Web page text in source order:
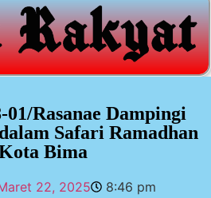
Rasanae Dampingi
Safari Ramadhan
Bima
22, 2025 8:46 pm